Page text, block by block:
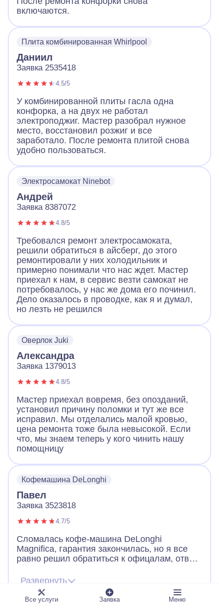
включаются.
Плита комбинированная Whirlpool
Даниил
Заявка 2535418
4.5/5
У комбинированной плиты гасла одна
конфорка, а на двух не работал
электроподжиг. Мастер разобрал нужное
место, восстановил розжиг и все
заработало. После ремонта плитой снова
удобно пользоваться.
Электросамокат Ninebot
Андрей
Заявка 8387072
4.8/5
Требовался ремонт электросамоката,
решили обратиться в айсберг, до этого
ремонтировали у них холодильник и
примерно понимали что нас ждет. Мастер
приехал к нам, в сервис везти самокат не
потребовалось, у нас же дома его починил.
Дело оказалось в проводке, как я и думал,
но лезть не решился
Оверлок Juki
Александра
Заявка 1379013
4.8/5
Мастер приехал вовремя, без опозданий,
установил причину поломки и тут же все
исправил. Мы отделались малой кровью,
цена ремонта тоже была невысокой. Если
что, мы знаем теперь у кого чинить нашу
помощницу
Кофемашина DeLonghi
Павел
Заявка 3523818
4.7/5
Сломалась кофе-машина DeLonghi
Magnifica, гарантия закончилась, но я все
равно решил обратиться к офицалам, ответ
мин на неделю. Я нашёл Айсберг, ответили
быстро, мастер приехал на след день,
осмотрев машину, забрал ее и уже через
Развернуть
Все услуги Заявка Меню